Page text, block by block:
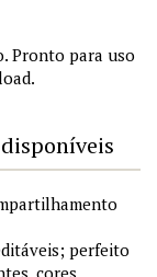
Pronto para uso
perfeito